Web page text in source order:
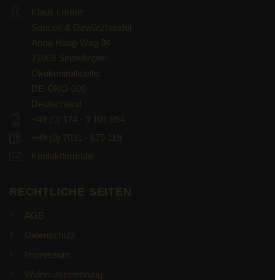
Klaus Lorenz
Saucen & Gewürzhandel
Anna-Haag-Weg 34
71069 Sindelfingen
Ökokontrollstelle:
DE-ÖKO-006
Deutschland
+49 (0) 174 - 9 101 854
+49 (0) 7031 - 675 119
Kontaktformular
RECHTLICHE SEITEN
AGB
Datenschutz
Impressum
Widerrufsbelehrung